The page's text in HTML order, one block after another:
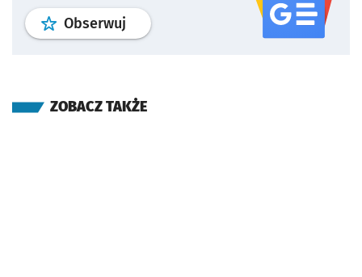
Obserwuj profil serwisu
ZOBACZ TAKŻE